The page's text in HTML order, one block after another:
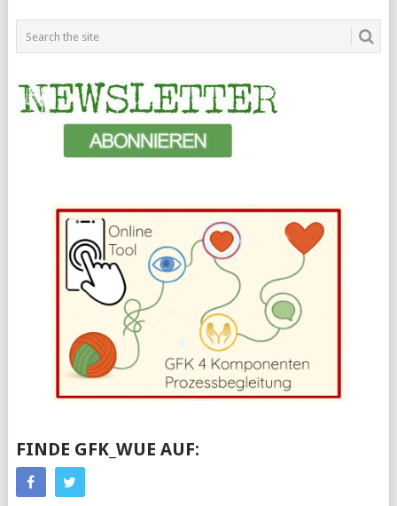
POSTS
NAVIGATION
FINDE GFK_WUE AUF: